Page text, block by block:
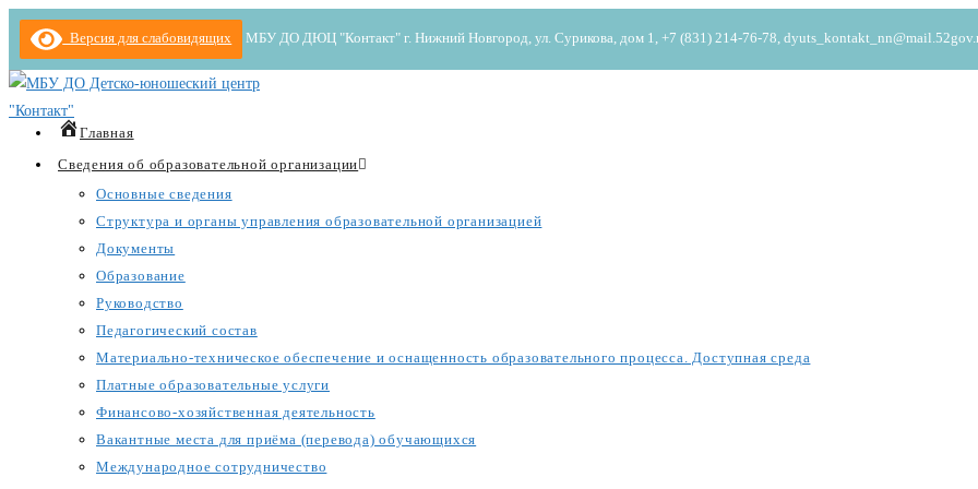
Перейти
содержимому
Версия для слабовидящих МБУ ДО ДЮЦ "Контакт" г. Нижний Новгород, ул. Сурикова, дом 1, +7 (831) 214-76-78,
Главная
Сведения об образовательной организации
Основные сведения
Структура и органы управления образовательной организацией
Документы
Образование
Руководство
Педагогический состав
Материально-техническое обеспечение и оснащенность образовательного процесса. Доступная среда
Платные образовательные услуги
Финансово-хозяйственная деятельность
Вакантные места для приёма (перевода) обучающихся
Международное сотрудничество